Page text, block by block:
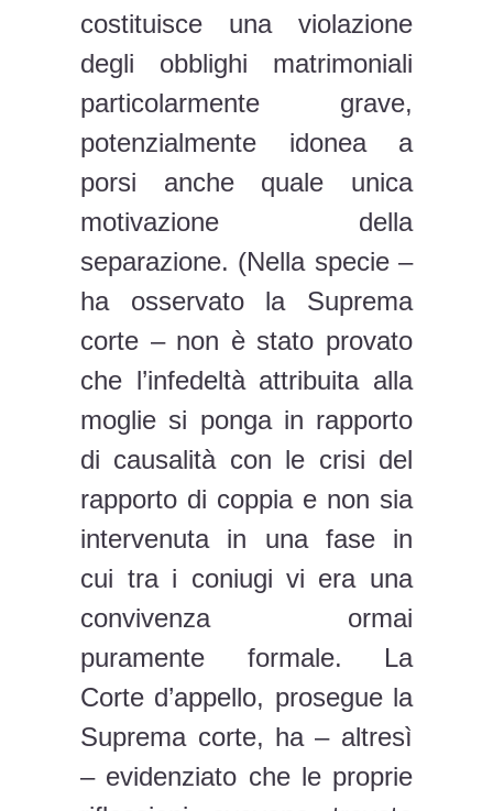
costituisce una violazione
degli obblighi matrimoniali
particolarmente grave,
potenzialmente idonea a
porsi anche quale unica
motivazione della
separazione. (Nella specie –
ha osservato la Suprema
corte – non è stato provato
che l’infedeltà attribuita alla
moglie si ponga in rapporto
di causalità con le crisi del
rapporto di coppia e non sia
intervenuta in una fase in
cui tra i coniugi vi era una
convivenza ormai
puramente formale. La
Corte d’appello, prosegue la
Suprema corte, ha – altresì
– evidenziato che le proprie